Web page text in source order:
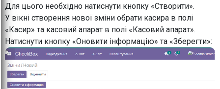
Для цього необхідно натиснути кнопку «Створити».
У вікні створення нової зміни обрати касира в полі
«Касир» та касовий апарат в полі «Касовий апарат».
Натиснути кнопку «Оновити інформацію» та «Зберегти»: